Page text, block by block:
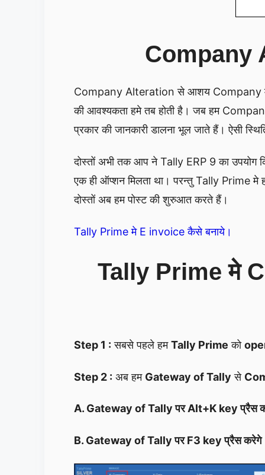
Company
Company Alteration से आशय Company
की आवश्यकता हमे तब होती है। जब हम
प्रकार की जानकारी डालना भूल जाते हैं। ऐसी
दोस्तों अभी तक आप ने Tally ERP 9 का
एक ही ऑप्शन मिलता था। परन्तु Tally Prime
दोस्तों अब हम पोस्ट की शुरुआत करते हैं।
Tally Prime मे E invoice कैसे बनाये।
Tally Prime मे
Step 1 : सबसे पहले हमTally Prime को
Step 2 : अब हम Gateway of Tally से
A. Gateway of Tally पर Alt+K key प्रैस
B. Gateway of Tally पर F3 key प्रैस